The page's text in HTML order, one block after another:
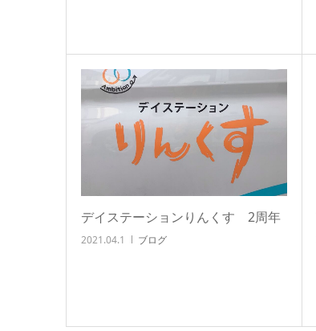
デイステーションりんくす 2周年
2021.04.1 ブログ